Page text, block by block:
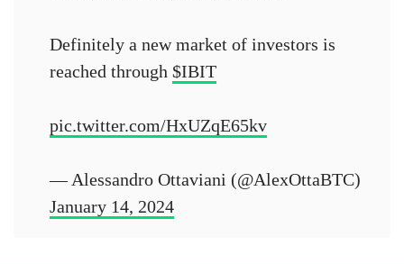
Definitely a new market of investors is
reached through $IBIT
pic.twitter.com/HxUZqE65kv
— Alessandro Ottaviani (@AlexOttaBTC)
January 14, 2024